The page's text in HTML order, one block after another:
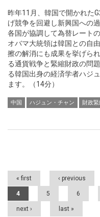
昨年11月、韓国で開かれた
げ競争を回避し新興国への
各国が協調して為替レート
オバマ大統領は韓国との自
擦の解消にも成果を挙げら
る通貨戦争と緊縮財政の問
る韓国出身の経済学者ハジ
ます。（14分）
中国 ハジュン・チャン 財政
Pages
« first ‹ previous
4 5 6
next › last »